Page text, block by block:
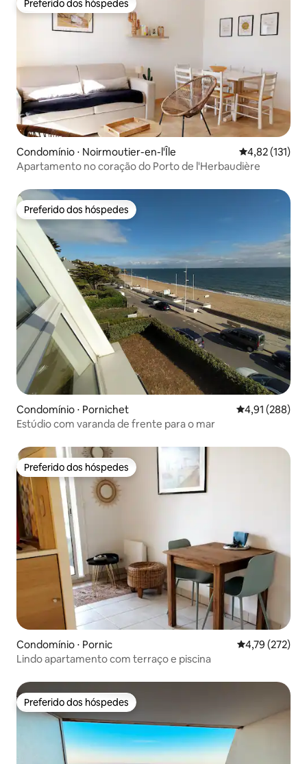
Preferido dos hóspedes
Preferido dos hóspedes
Condomínio ⋅ Noirmoutier-en-l'Île 4,82 de uma
4,82 (131)
Apartamento no coração do Porto de l'Herbaudière
Preferido dos hóspedes
Preferido dos hóspedes
Condomínio ⋅ Pornichet 4,91 de uma
4,91 (288)
Estúdio com varanda de frente para o mar
Preferido dos hóspedes
Preferido dos hóspedes
Condomínio ⋅ Pornic 4,79 de uma
4,79 (272)
Lindo apartamento com terraço e piscina
Preferido dos hóspedes
Preferido dos hóspedes